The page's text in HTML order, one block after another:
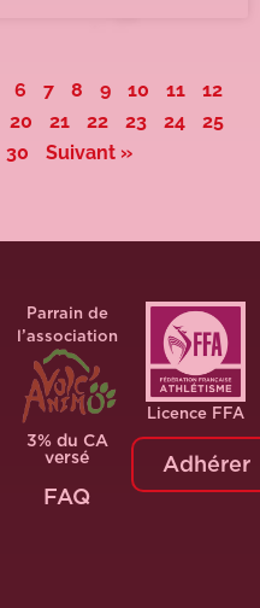
6 7 8 9 10 11
12
20 21 22 23 24
25
30 Suivant »
Parrain de
l’association
3% du CA
versé
FAQ
Licence FFA
Adhérer